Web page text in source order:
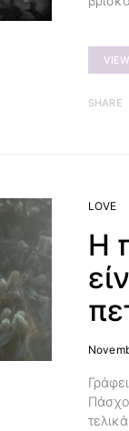
SHARE
LOVE
Η